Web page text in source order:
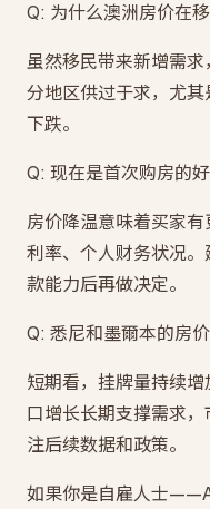
Q: 为什么澳洲房价在
虽然移民带来新增需
分地区供过于求，尤
下跌。
Q: 现在是首次购房的好
房价降温意味着买家
利率、个人财务状况
款能力后再做决定。
Q: 悉尼和墨爾本的房
短期看，挂牌量持续
口增长长期支撑需求
注后续数据和政策。
如果你是自雇人士